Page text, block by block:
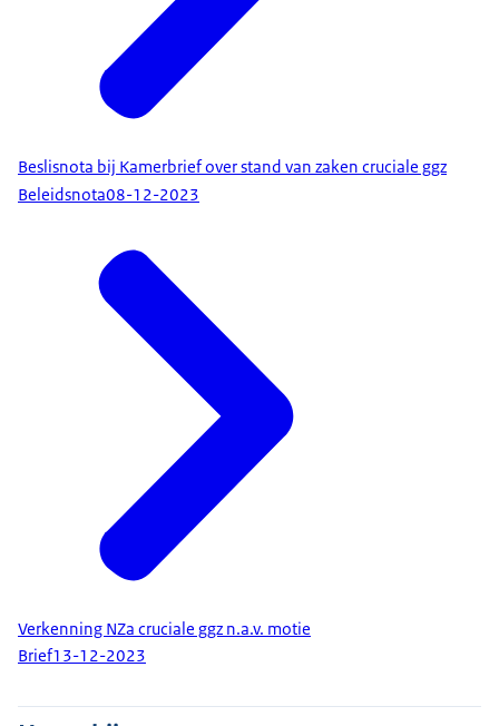
Beslisnota bij Kamerbrief over stand van zaken cruciale ggz
Beleidsnota08-12-2023
Verkenning NZa cruciale ggz n.a.v. motie
Brief13-12-2023